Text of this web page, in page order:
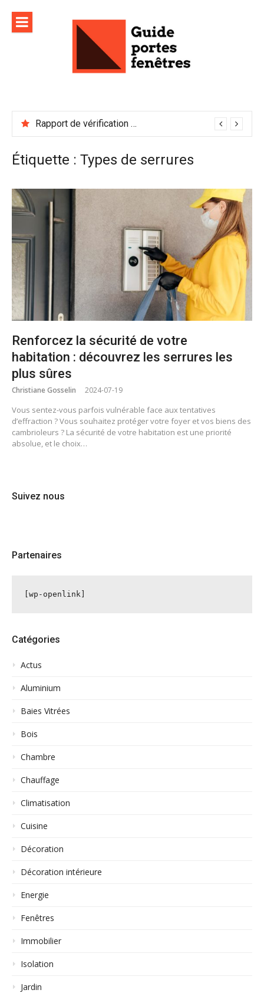
contenu
Rapport de vérification sécurité : à conserver précieusement
Étiquette : Types de serrures
Renforcez la sécurité de votre
habitation : découvrez les serrures les
plus sûres
Christiane Gosselin 2024-07-19
Vous sentez-vous parfois vulnérable face aux tentatives
d’effraction ? Vous souhaitez protéger votre foyer et vos biens des
cambrioleurs ? La sécurité de votre habitation est une priorité
absolue, et le choix…
Suivez nous
Partenaires
[wp-openlink]
Catégories
Actus
Aluminium
Baies Vitrées
Bois
Chambre
Chauffage
Climatisation
Cuisine
Décoration
Décoration intérieure
Energie
Fenêtres
Immobilier
Isolation
Jardin